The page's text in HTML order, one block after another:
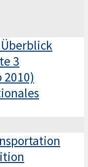
3
2010)